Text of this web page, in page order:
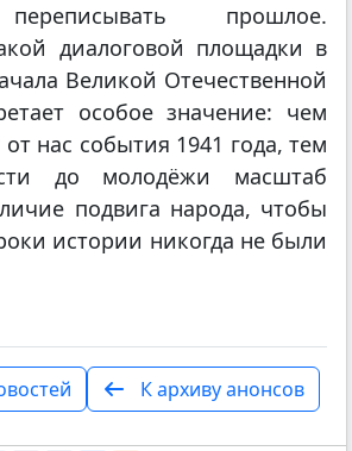
прошлое.
диалоговой площадки в
Великой Отечественной
особое значение: чем
нас события 1941 года, тем
до молодёжи масштаб
подвига народа, чтобы
истории никогда не были
К архиву анонсов